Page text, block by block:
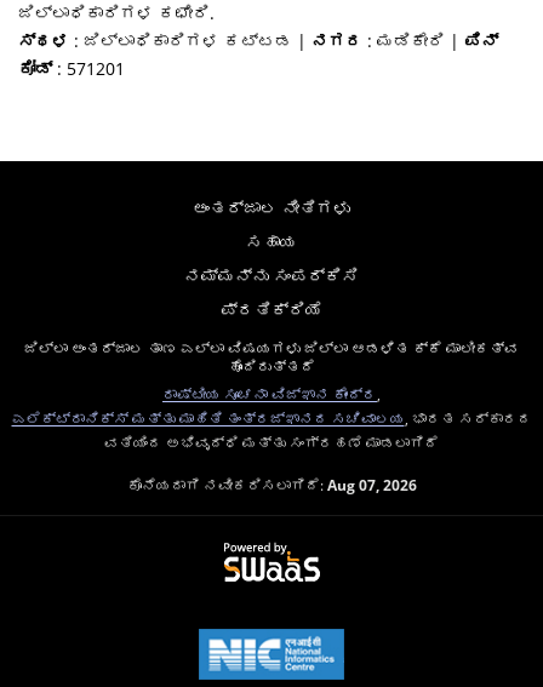
ಜಿಲ್ಲಾಧಿಕಾರಿಗಳ ಕಛೇರಿ.
ಸ್ಥಳ : ಜಿಲ್ಲಾಧಿಕಾರಿಗಳ ಕಟ್ಟಡ | ನಗರ : ಮಡಿಕೇರಿ |ಪಿನ್
ಕೋಡ್: 571201
ಅಂತರ್ಜಾಲ ನೀತಿಗಳು
ಸಹಾಯ
ನಮ್ಮನ್ನು ಸಂಪರ್ಕಿಸಿ
ಪ್ರತಿಕ್ರಿಯೆ
ಜಿಲ್ಲಾ ಅಂತರ್ಜಾಲ ತಾಣ ಎಲ್ಲಾ ವಿಷಯಗಳು ಜಿಲ್ಲಾ ಆಡಳಿತ ಕ್ಕೆ ಮಾಲೀಕತ್ವ
ಹೊಂದಿರುತ್ತದೆ
ರಾಷ್ಟೀಯ ಸೂಚನಾ ವಿಜ್ಞಾನ ಕೇಂದ್ರ
ಎಲೆಕ್ಟ್ರಾನಿಕ್ಸ್ ಮತ್ತು ಮಾಹಿತಿ ತಂತ್ರಜ್ಞಾನದ ಸಚಿವಾಲಯ , ಭಾರತ ಸರ್ಕಾರದ
ವತಿಯಿಂದ ಅಭಿವೃದ್ಧಿ ಮತ್ತು ಸಂಗ್ರಹಣೆ ಮಾಡಲಾಗಿದೆ
ಕೊನೆಯದಾಗಿ ನವೀಕರಿಸಲಾಗಿದೆ:Aug 07, 2026